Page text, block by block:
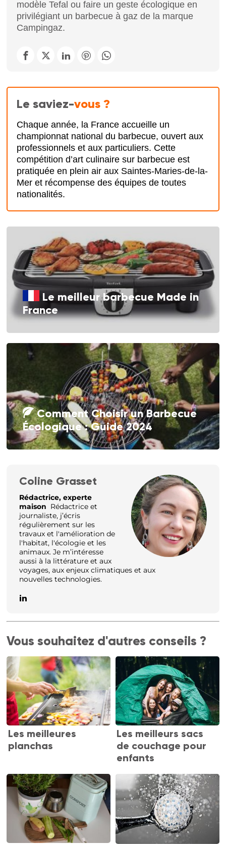
modèle Tefal ou faire un geste écologique en
privilégiant un barbecue à gaz de la marque
Campingaz.
Le saviez-vous ?
Chaque année, la France accueille un
championnat national du barbecue, ouvert aux
professionnels et aux particuliers. Cette
compétition d’art culinaire sur barbecue est
pratiquée en plein air aux Saintes-Maries-de-la-
Mer et récompense des équipes de toutes
nationalités.
Le meilleur barbecue Made in
France
Comment Choisir un Barbecue
Écologique : Guide 2024
Coline Grasset
Rédactrice, experte
maison Rédactrice et
journaliste, j’écris
régulièrement sur les
travaux et l'amélioration de
l'habitat, l'écologie et les
animaux. Je m’intéresse
aussi à la littérature et aux
voyages, aux enjeux climatiques et aux
nouvelles technologies.
Vous souhaitez d'autres conseils ?
Les meilleures
planchas
Les meilleurs sacs
de couchage pour
enfants